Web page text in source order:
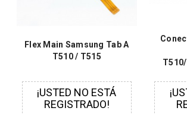
Flex Main Samsung Tab A
T510 / T515
¡USTED NO ESTÁ
REGISTRADO!